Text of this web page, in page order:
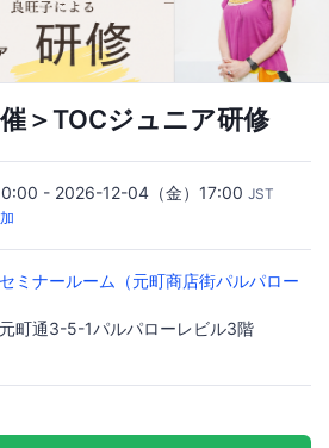
＞TOCジュニア研修
- 2026-12-04（金）17:00 JST
ミナールーム（元町商店街パルパロー
町通3-5-1パルパローレビル3階